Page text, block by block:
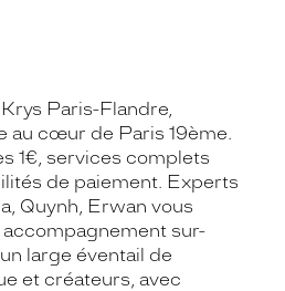
Paris-Flandre,
au cœur de Paris 19ème.
1€, services complets
de paiement. Experts
Quynh, Erwan vous
sur-
large éventail de
et créateurs, avec